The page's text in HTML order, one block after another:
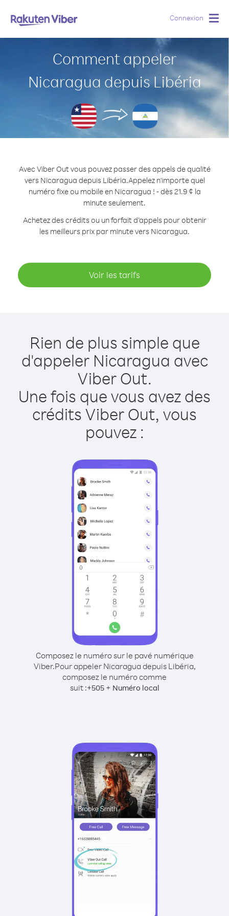
Connexion
Comment appeler
Nicaragua depuis Libéria
Avec Viber Out vous pouvez passer des appels de qualité
vers Nicaragua depuis Libéria.Appelez n'importe quel
numéro fixe ou mobile en Nicaragua ! - dès 21.9 ¢ la
minute seulement.
Achetez des crédits ou un forfait d’appels pour obtenir
les meilleurs prix par minute vers Nicaragua.
Voir les tarifs
Rien de plus simple que
d'appeler Nicaragua avec
Viber Out.
Une fois que vous avez des
crédits Viber Out, vous
pouvez :
Composez le numéro sur le pavé numérique
Viber.Pour appeler Nicaragua depuis Libéria,
composez le numéro comme
suit :+505+ Numéro local